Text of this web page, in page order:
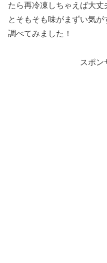
たら再冷凍しちゃえば大
とそもそも味がまずい気
調べてみました！
スポン